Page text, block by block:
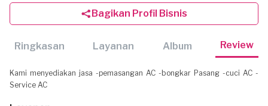
Bagikan Profil Bisnis
Ringkasan Layanan Album Review
Kami menyediakan jasa -pemasangan AC -bongkar Pasang -cuci AC -
Service AC